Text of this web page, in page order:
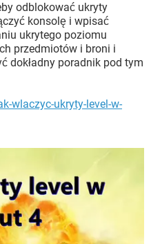
odblokować ukryty
konsolę i wpisać
ukrytego poziomu
przedmiotów i broni i
dokładny poradnik pod tym
wlaczyc-ukryty-level-w-